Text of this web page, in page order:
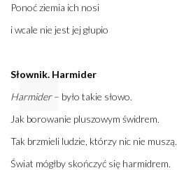
Ponoć ziemia ich nosi
i wcale nie jest jej głupio
Słownik. Harmider
Harmider– było takie słowo.
Jak borowanie pluszowym świdrem.
Tak brzmieli ludzie, którzy nic nie muszą.
Świat mógłby skończyć się harmidrem.